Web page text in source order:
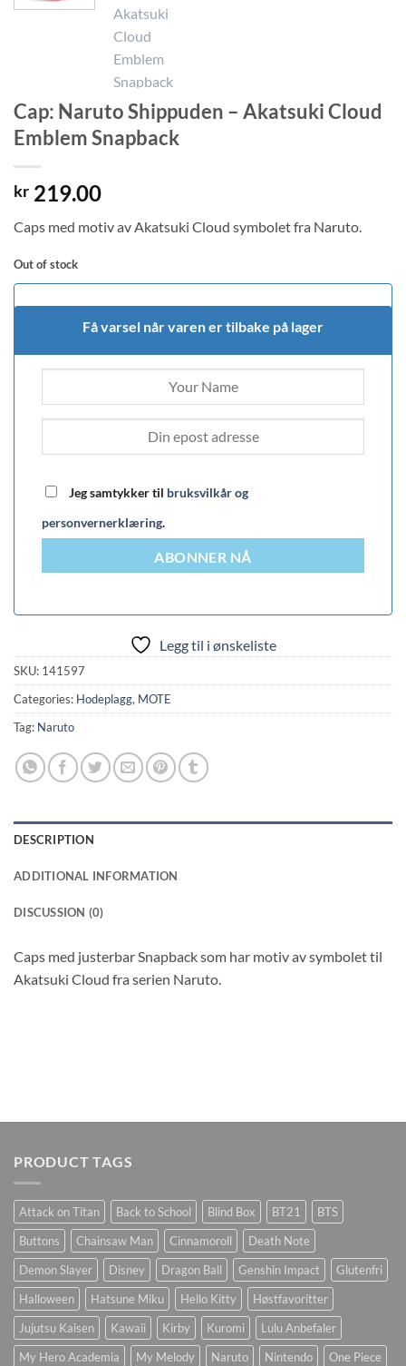
Cap: Naruto Shippuden – Akatsuki Cloud
Emblem Snapback
kr 219.00
Caps med motiv av Akatsuki Cloud symbolet fra Naruto.
Out of stock
Få varsel når varen er tilbake på lager
Jeg samtykker til bruksvilkår og
personvernerklæring.
ABONNER NÅ
Legg til i ønskeliste
SKU: 141597
Categories: Hodeplagg, MOTE
Tag: Naruto
DESCRIPTION
ADDITIONAL INFORMATION
DISCUSSION (0)
Caps med justerbar Snapback som har motiv av symbolet til
Akatsuki Cloud fra serien Naruto.
PRODUCT TAGS
Attack on Titan Back to School Blind Box BT21
BTS
Buttons
Chainsaw Man Cinnamoroll
Death Note
Demon Slayer
Disney Dragon Ball Genshin Impact
Glutenfri
Halloween
Hatsune Miku Hello Kitty
Høstfavoritter
Jujutsu Kaisen
Kawaii Kirby Kuromi
Lulu Anbefaler
My Hero Academia
My Melody Naruto Nintendo
One Piece